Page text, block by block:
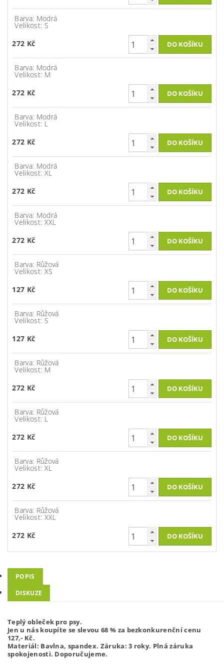
Barva: Modrá
Velikost: S
272 Kč
Barva: Modrá
Velikost: M
272 Kč
Barva: Modrá
Velikost: L
272 Kč
Barva: Modrá
Velikost: XL
272 Kč
Barva: Modrá
Velikost: XXL
272 Kč
Barva: Růžová
Velikost: XS
127 Kč
Barva: Růžová
Velikost: S
127 Kč
Barva: Růžová
Velikost: M
272 Kč
Barva: Růžová
Velikost: L
272 Kč
Barva: Růžová
Velikost: XL
272 Kč
Barva: Růžová
Velikost: XXL
272 Kč
POPIS
DISKUZE
Teplý obleček pro psy.
Jen u nás koupíte se slevou 68 % za bezkonkurenční cenu
127,- Kč.
Materiál: Bavlna, spandex. Záruka: 3 roky. Plná záruka
spokojenosti. Doporučujeme.